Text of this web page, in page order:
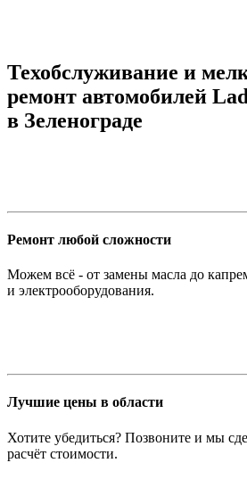
Техобслуживание и
ремонт автомобилей
в Зеленограде
Ремонт любой сложности
Можем всё - от замены масла до
и электрооборудования.
Лучшие цены в области
Хотите убедиться? Позвоните и мы
расчёт стоимости.